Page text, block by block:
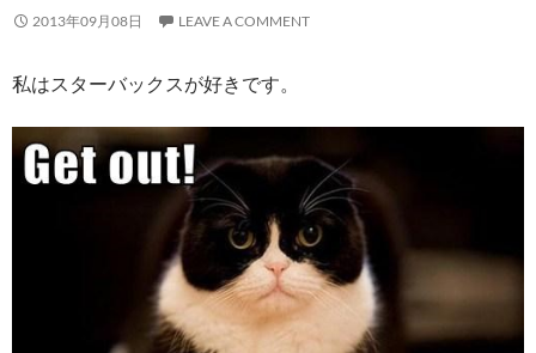
2013年09月08日 LEAVE A COMMENT
私はスターバックスが好きです。